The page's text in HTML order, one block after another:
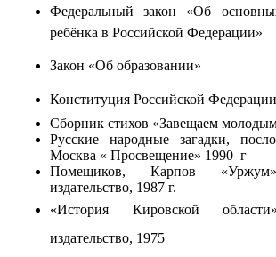
Федеральный закон «Об
ребёнка в Российской Федерации»
Закон «Об образовании»
Конституция Российской Федерации
Сборник стихов «Завещаем
Русские народные загадки,
Москва « Просвещение» 1990 г
Помещиков, Карпов «Уржум»
издательство, 1987 г.
«История Кировской
издательство, 1975